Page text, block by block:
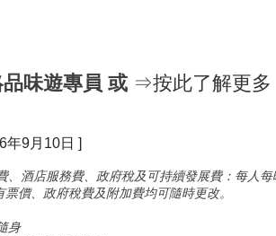
味遊專員 或 ⇒按此了解更多
年9月10日 ]
酒店服務費、政府稅及可持續發展費：每人每
價、政府稅費及附加費均可隨時更改。
身